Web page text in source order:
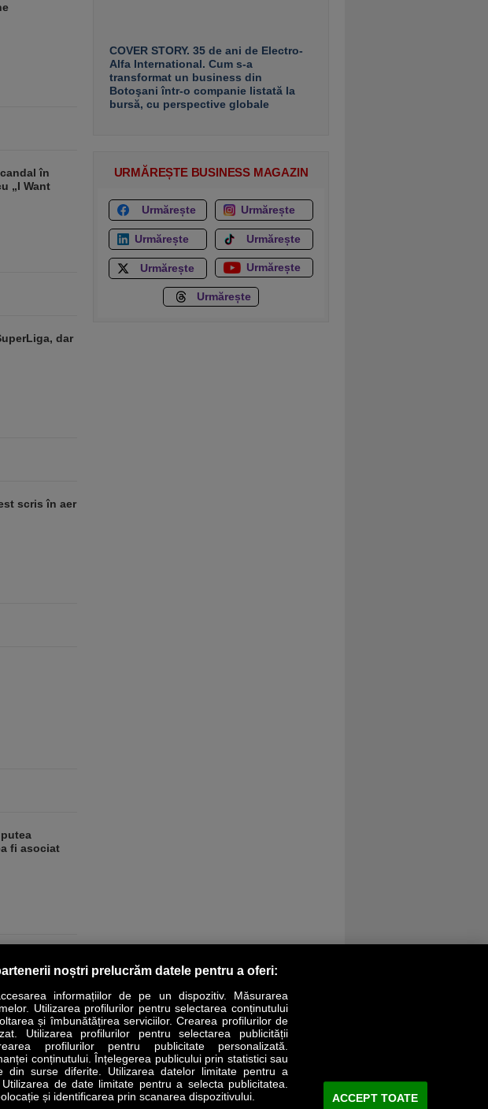
în
„I Want
dar
scris în aer
fi asociat
COVER STORY. 35 de ani de Electro-
Alfa International. Cum s-a
transformat un business din
Botoşani într-o companie listată la
bursă, cu perspective globale
URMĂREȘTE BUSINESS MAGAZIN
Urmărește Urmărește
Urmărește Urmărește
Urmărește Urmărește
Urmărește
MEET THE CEO LIFESTYLE SPECIAL OPINII
Servicii Revista Business Magazin
noștri prelucrăm datele pentru a oferi:
informațiilor de pe un dispozitiv. Măsurarea
Utilizarea profilurilor pentru selectarea conținutului
și îmbunătățirea serviciilor. Crearea profilurilor de
Utilizarea profilurilor pentru selectarea publicității
profilurilor pentru publicitate personalizată.
conținutului. Înțelegerea publicului prin statistici sau
din surse diferite. Utilizarea datelor limitate pentru a
de date limitate pentru a selecta publicitatea.
și identificarea prin scanarea dispozitivului.
ACCEPT TOATE